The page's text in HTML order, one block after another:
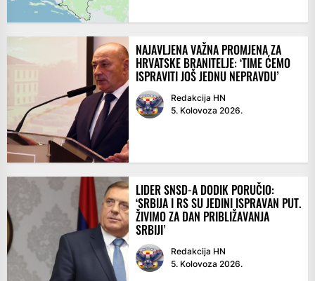
NAJAVLJENA VAŽNA PROMJENA ZA
HRVATSKE BRANITELJE: ‘TIME ĆEMO
ISPRAVITI JOŠ JEDNU NEPRAVDU’
Redakcija HN
5. Kolovoza 2026.
LIDER SNSD-A DODIK PORUČIO:
‘SRBIJA I RS SU JEDINI ISPRAVAN PUT.
ŽIVIMO ZA DAN PRIBLIŽAVANJA
SRBIJI’
Redakcija HN
5. Kolovoza 2026.